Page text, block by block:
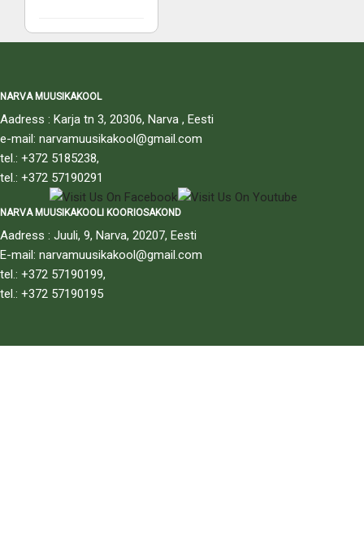
NARVA MUUSIKAKOOL
Aadress : Karja tn 3, 20306, Narva , Eesti
e-mail: narvamuusikakool@gmail.com
tel.: +372 5185238,
tel.: +372 57190291
NARVA MUUSIKAKOOLI KOORIOSAKOND
Aadress : Juuli, 9, Narva, 20207, Eesti
E-mail: narvamuusikakool@gmail.com
tel.: +372 57190199,
tel.: +372 57190195